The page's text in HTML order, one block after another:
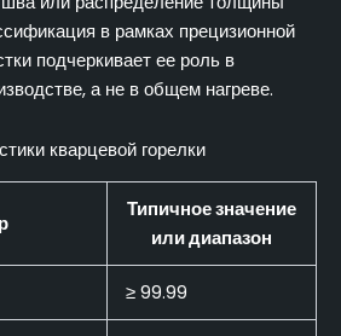
в рамках прецизионной
подчеркивает ее роль в
а не в общем нагреве.
кварцевой горелки
Типичное значение
или диапазон
≥ 99.99